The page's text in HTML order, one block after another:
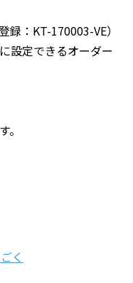
録：KT-170003-VE）
定できるオーダー
く